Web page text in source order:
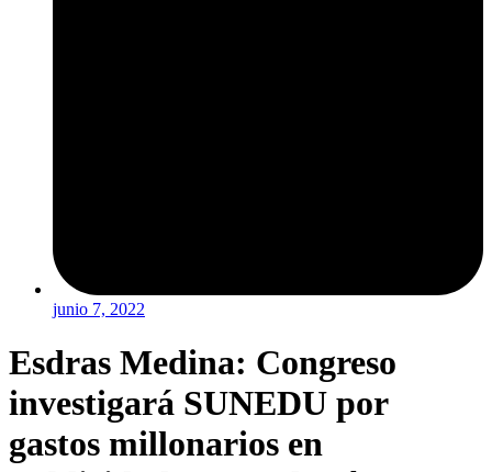
junio 7, 2022
Esdras Medina: Congreso
investigará SUNEDU por
gastos millonarios en